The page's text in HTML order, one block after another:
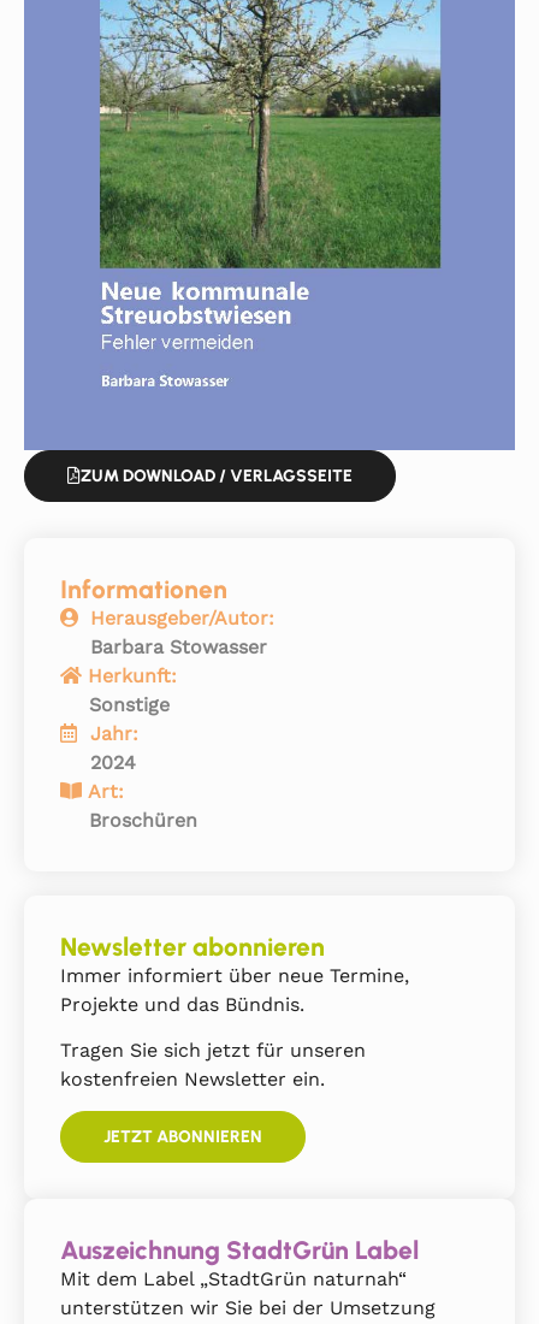
ZUM DOWNLOAD / VERLAGSSEITE
Informationen
Herausgeber/Autor:
Barbara Stowasser
Herkunft:
Sonstige
Jahr:
2024
Art:
Broschüren
Newsletter abonnieren
Immer informiert über neue Termine,
Projekte und das Bündnis.
Tragen Sie sich jetzt für unseren
kostenfreien Newsletter ein.
JETZT ABONNIEREN
Auszeichnung StadtGrün Label
Mit dem Label „StadtGrün naturnah“
unterstützen wir Sie bei der Umsetzung